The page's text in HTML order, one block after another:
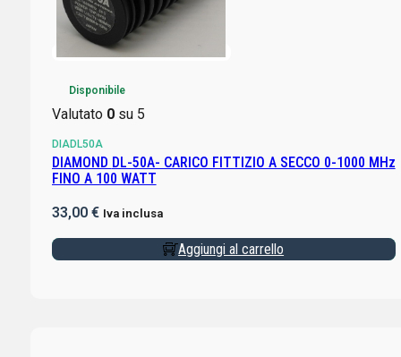
Disponibile
Valutato 0su 5
DIADL50A
DIAMOND DL-50A- CARICO FITTIZIO A SECCO 0-1000 MHz
FINO A 100 WATT
33,00 € Iva inclusa
Aggiungi al carrello